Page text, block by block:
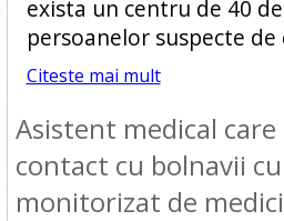
exista un centru de 40
persoanelor suspecte
Citeste mai mult
Asistent medical
contact cu bolnavii
monitorizat de